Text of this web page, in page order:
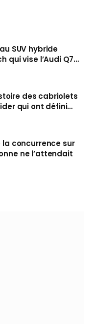
SUV hybride
qui vise l’Audi Q7
automne
des cabriolets
qui ont défini
au vent
concurrence sur
ne l’attendait